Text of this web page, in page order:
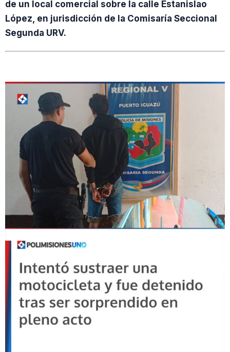
de un local comercial sobre la calle Estanislao
López, en jurisdicción de la Comisaría Seccional
Segunda URV.